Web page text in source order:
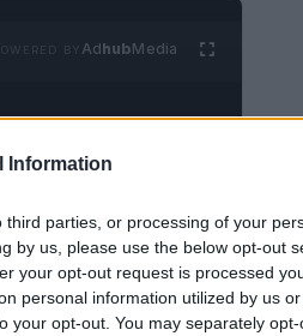
Information
parties, or processing of your
by us, please use the below opt-out
your opt-out request is processed
personal information utilized by us
your opt-out. You may separately
BY AdhubMedia
spettacoli, demo e
però una domanda